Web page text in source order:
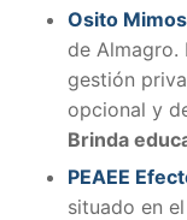
Osito
de Almagro.
gestión
opcional y
Brinda
PEAEE
situado en